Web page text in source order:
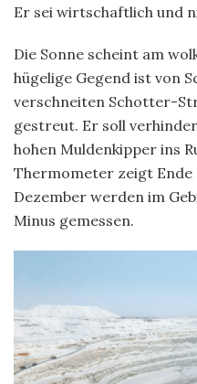
Er sei wirtschaftlich und
Die Sonne scheint am
hügelige Gegend ist von
verschneiten Schotter-
gestreut. Er soll
hohen Muldenkipper ins
Thermometer zeigt Ende
Dezember werden im
Minus gemessen.